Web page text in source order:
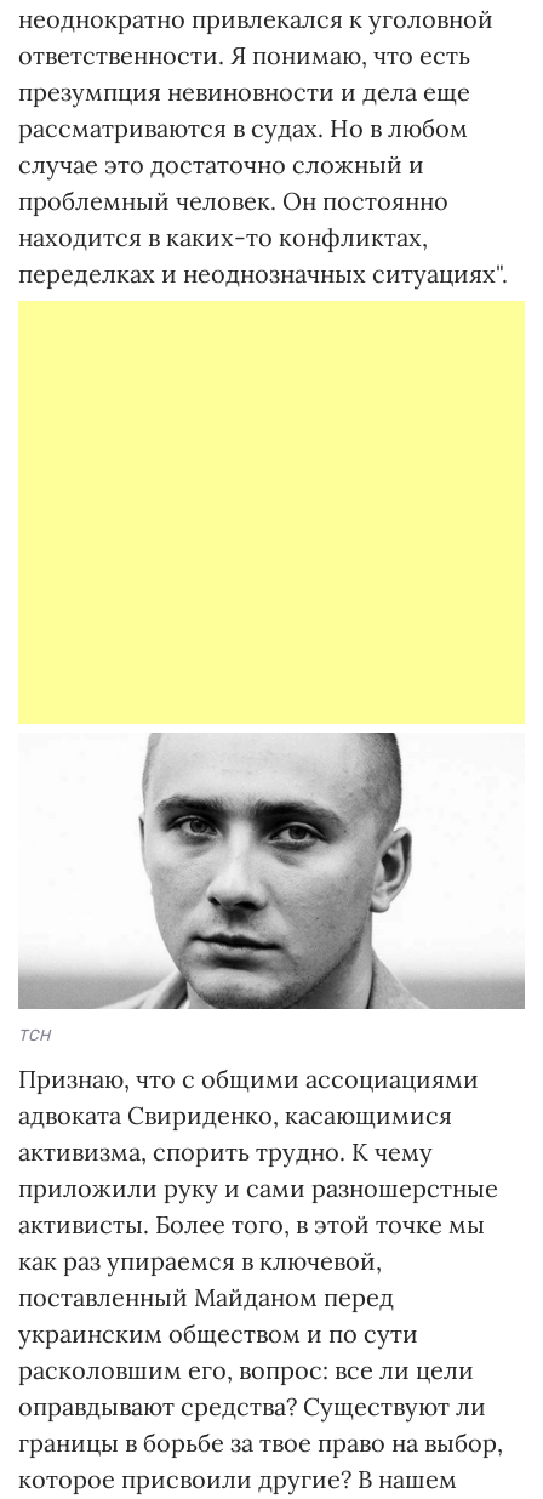
неоднократно привлекался к уголовной
ответственности. Я понимаю, что есть
презумпция невиновности и дела еще
рассматриваются в судах. Но в любом
случае это достаточно сложный и
проблемный человек. Он постоянно
находится в каких-то конфликтах,
переделках и неоднозначных ситуациях".
ТСН
Признаю, что с общими ассоциациями
адвоката Свириденко, касающимися
активизма, спорить трудно. К чему
приложили руку и сами разношерстные
активисты. Более того, в этой точке мы
как раз упираемся в ключевой,
поставленный Майданом перед
украинским обществом и по сути
расколовшим его, вопрос: все ли цели
оправдывают средства? Существуют ли
границы в борьбе за твое право на выбор,
которое присвоили другие? В нашем